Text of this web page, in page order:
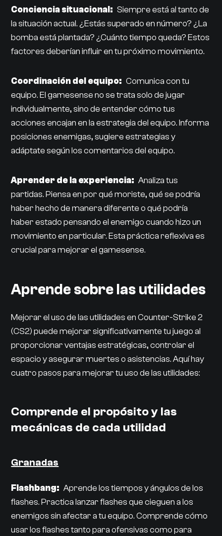
Conciencia situacional: Siempre está al tanto de
la situación actual. ¿Estás superado en número? ¿La
bomba está plantada? ¿Cuánto tiempo queda? Estos
factores deberían influir en tu próximo movimiento.
Coordinación del equipo: Comunica con tu
equipo. El gamesense no se trata solo de jugar
individualmente, sino de entender cómo tus
acciones encajan en la estrategia del equipo. Informa
posiciones enemigas, sugiere estrategias y
adáptate según los comentarios del equipo.
Aprender de la experiencia: Analiza tus
partidas. Piensa en por qué moriste, qué se podría
haber hecho de manera diferente o qué podría
haber estado pensando el enemigo cuando hizo un
movimiento en particular. Esta práctica reflexiva es
crucial para mejorar el gamesense.
Aprende sobre las utilidades
Mejorar el uso de las utilidades en Counter-Strike 2
(CS2) puede mejorar significativamente tu juego al
proporcionar ventajas estratégicas, controlar el
espacio y asegurar muertes o asistencias. Aquí hay
cuatro pasos para mejorar tu uso de las utilidades:
Comprende el propósito y las
mecánicas de cada utilidad
Granadas
Flashbang: Aprende los tiempos y ángulos de los
flashes. Practica lanzar flashes que cieguen a los
enemigos sin afectar a tu equipo. Comprende cómo
usar los flashes tanto para ofensivas como para